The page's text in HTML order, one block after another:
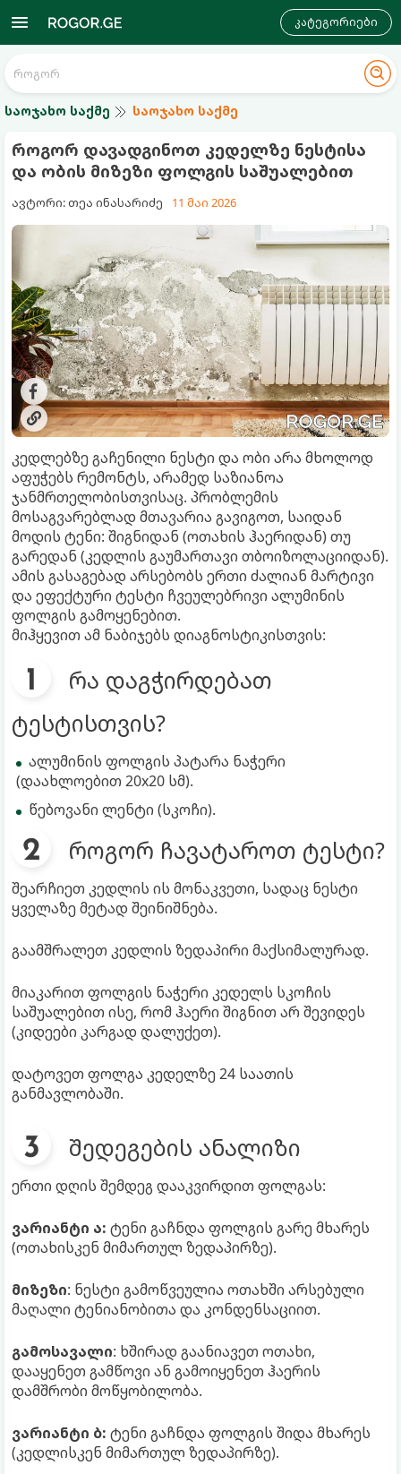
კატეგორიები
საოჯახო საქმე საოჯახო საქმე
როგორ დავადგინოთ კედელზე ნესტისა
და ობის მიზეზი ფოლგის საშუალებით
ავტორი: თეა ინასარიძე 11 მაი 2026
კედლებზე გაჩენილი ნესტი და ობი არა მხოლოდ
აფუჭებს რემონტს, არამედ საზიანოა
ჯანმრთელობისთვისაც. პრობლემის
მოსაგვარებლად მთავარია გავიგოთ, საიდან
მოდის ტენი: შიგნიდან (ოთახის ჰაერიდან) თუ
გარედან (კედლის გაუმართავი თბოიზოლაციიდან).
ამის გასაგებად არსებობს ერთი ძალიან მარტივი
და ეფექტური ტესტი ჩვეულებრივი ალუმინის
ფოლგის გამოყენებით.
მიჰყევით ამ ნაბიჯებს დიაგნოსტიკისთვის:
რა დაგჭირდებათ
ტესტისთვის?
ალუმინის ფოლგის პატარა ნაჭერი
(დაახლოებით 20x20 სმ).
წებოვანი ლენტი (სკოჩი).
როგორ ჩავატაროთ ტესტი?
შეარჩიეთ კედლის ის მონაკვეთი, სადაც ნესტი
ყველაზე მეტად შეინიშნება.
გაამშრალეთ კედლის ზედაპირი მაქსიმალურად.
მიაკარით ფოლგის ნაჭერი კედელს სკოჩის
საშუალებით ისე, რომ ჰაერი შიგნით არ შევიდეს
(კიდეები კარგად დალუქეთ).
დატოვეთ ფოლგა კედელზე 24 საათის
განმავლობაში.
შედეგების ანალიზი
ერთი დღის შემდეგ დააკვირდით ფოლგას:
ვარიანტი ა: ტენი გაჩნდა ფოლგის გარე მხარეს
(ოთახისკენ მიმართულ ზედაპირზე).
მიზეზი: ნესტი გამოწვეულია ოთახში არსებული
მაღალი ტენიანობითა და კონდენსაციით.
გამოსავალი: ხშირად გაანიავეთ ოთახი,
დააყენეთ გამწოვი ან გამოიყენეთ ჰაერის
დამშრობი მოწყობილობა.
ვარიანტი ბ: ტენი გაჩნდა ფოლგის შიდა მხარეს
(კედლისკენ მიმართულ ზედაპირზე).